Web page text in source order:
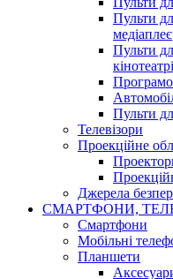
Пульти
Пульти
Пульти
Телевізори
Проекційне
Джерела
СМАРТФОНИ,
Смартфони
Мобільні
Планшети